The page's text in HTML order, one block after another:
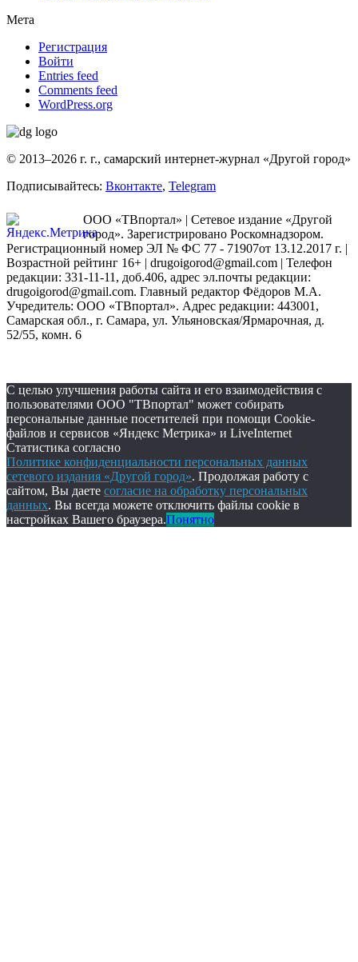
Мета
Регистрация
Войти
Entries feed
Comments feed
WordPress.org
© 2013–2026 г. г., самарский интернет-журнал «Другой город»
Подписывайтесь: Вконтакте, Telegram
ООО «ТВпортал» | Сетевое издание «Другой
город». Зарегистрировано Роскомнадзором.
Регистрационный номер ЭЛ № ФС 77 - 71907от 13.12.2017 г. |
Возрастной рейтинг 16+ | drugoigorod@gmail.com | Телефон
редакции: 331-11-11, доб.406, адрес эл.почты редакции:
drugoigorod@gmail.com. Главный редактор Фёдоров М.А.
Учредитель: ООО «ТВпортал». Адрес редакции: 443001,
Самарская обл., г. Самара, ул. Ульяновская/Ярмарочная, д.
52/55, комн. 6
С целью улучшения работы сайта и его взаимодействия с
пользователями ООО "ТВпортал" может собирать
персональные данные посетителей при помощи Cookie-
файлов и сервисов «Яндекс Метрика» и LiveInternet
Статистика согласно
Политике конфиденциальности персональных данных
сетевого издания «Другой город». Продолжая работу с
сайтом, Вы даете согласие на обработку персональных
данных. Вы всегда можете отключить файлы cookie в
настройках Вашего браузера.Понятно